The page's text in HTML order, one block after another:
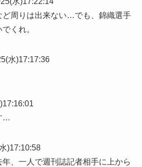
ど周りは出来ない…でも、錦織選手
くれ。
水)17:17:36
…
)17:10:58
、一人で週刊誌記者相手に上から